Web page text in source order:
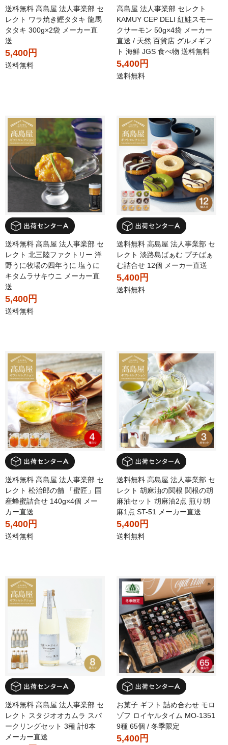
送料無料 高島屋 法人事業部 セ
レクト ワラ焼き鰹タタキ 龍馬
タタキ 300g×2袋 メーカー直
送
5,400円
送料無料
高島屋 法人事業部 セレクト
KAMUY CEP DELI 紅鮭スモー
クサーモン 50g×4袋 メーカー
直送 / 天然 百貨店 グルメギフ
ト 海鮮 JGS 食べ物 送料無料
5,400円
送料無料
送料無料 高島屋 法人事業部 セ
レクト 北三陸ファクトリー 洋
野うに牧場の四年うに 塩うに
キタムラサキウニ メーカー直
送
5,400円
送料無料
送料無料 高島屋 法人事業部 セ
レクト 淡路島ばぁむ プチばぁ
む詰合せ 12個 メーカー直送
5,400円
送料無料
送料無料 高島屋 法人事業部 セ
レクト 松治郎の舗 「蜜匠」国
産蜂蜜詰合せ 140g×4個 メー
カー直送
5,400円
送料無料
送料無料 高島屋 法人事業部 セ
レクト 胡麻油の関根 関根の胡
麻油セット 胡麻油2点 煎り胡
麻1点 ST-51 メーカー直送
5,400円
送料無料
送料無料 高島屋 法人事業部 セ
レクト スタジオオカムラ スパ
ークリングセット 3種 計8本
メーカー直送
お菓子 ギフト 詰め合わせ モロ
ゾフ ロイヤルタイム MO-1351
9種 65個 / 冬季限定
5,400円